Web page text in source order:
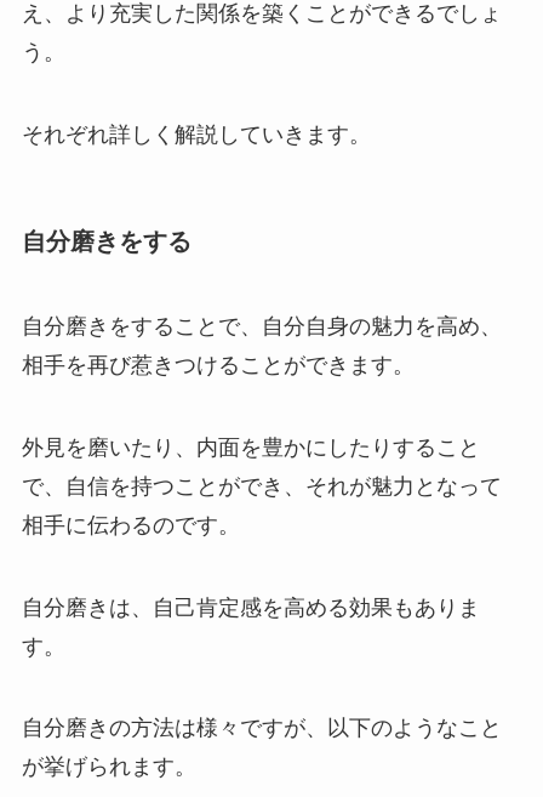
え、より充実した関係を築くことができるでしょ
う。
それぞれ詳しく解説していきます。
自分磨きをする
自分磨きをすることで、自分自身の魅力を高め、
相手を再び惹きつけることができます。
外見を磨いたり、内面を豊かにしたりすること
で、自信を持つことができ、それが魅力となって
相手に伝わるのです。
自分磨きは、自己肯定感を高める効果もありま
す。
自分磨きの方法は様々ですが、以下のようなこと
が挙げられます。